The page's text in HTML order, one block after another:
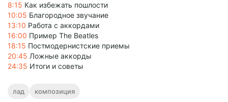
8:15 Как избежать пошлости
10:05 Благородное звучание
13:10 Работа с аккордами
16:00 Пример The Beatles
18:15 Постмодернистские приемы
20:45 Ложные аккорды
24:35 Итоги и советы
лад композиция